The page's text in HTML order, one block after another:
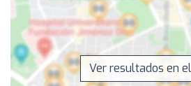
Ver resultados en